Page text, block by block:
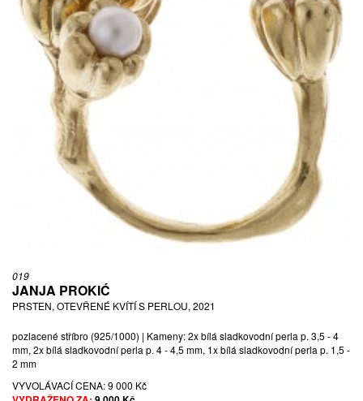
019
JANJA PROKIĆ
PRSTEN, OTEVŘENÉ KVÍTÍ S PERLOU, 2021
pozlacené stříbro (925/1000) | Kameny: 2x bílá sladkovodní perla p. 3,5 - 4
mm, 2x bílá sladkovodní perla p. 4 - 4,5 mm, 1x bílá sladkovodní perla p. 1,5 -
2 mm
VYVOLÁVACÍ CENA:9 000 Kč